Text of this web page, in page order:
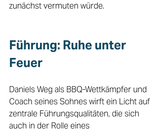
zunächst vermuten würde.
Führung: Ruhe unter
Feuer
Daniels Weg als BBQ-Wettkämpfer und
Coach seines Sohnes wirft ein Licht auf
zentrale Führungsqualitäten, die sich
auch in der Rolle eines